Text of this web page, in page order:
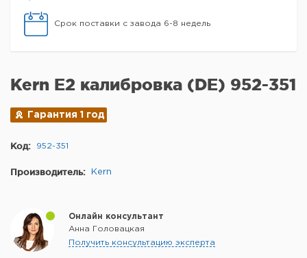
Срок поставки с завода 6-8 недель
Kern E2 калибровка (DE) 952-351
Гарантия 1 год
Код: 952-351
Производитель: Kern
Онлайн консультант
Анна Головацкая
Получить консультацию эксперта